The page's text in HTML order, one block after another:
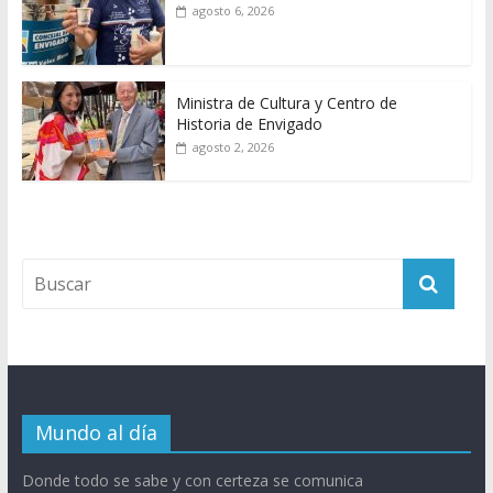
agosto 6, 2026
Ministra de Cultura y Centro de
Historia de Envigado
agosto 2, 2026
Mundo al día
Donde todo se sabe y con certeza se comunica